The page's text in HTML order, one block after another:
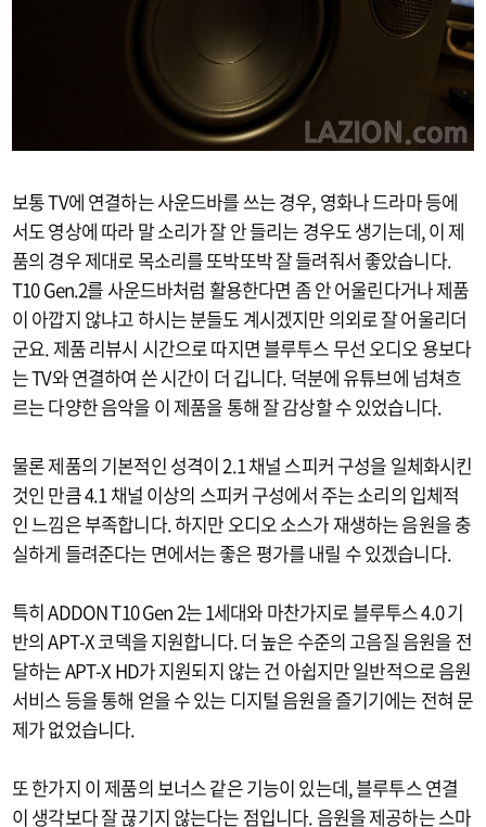
보통 TV에 연결하는 사운드바를 쓰는 경우, 영화나 드라마 등에
서도 영상에 따라 말 소리가 잘 안 들리는 경우도 생기는데, 이 제
품의 경우 제대로 목소리를 또박또박 잘 들려줘서 좋았습니다.
T10 Gen.2를 사운드바처럼 활용한다면 좀 안 어울린다거나 제품
이 아깝지 않냐고 하시는 분들도 계시겠지만 의외로 잘 어울리더
군요. 제품 리뷰시 시간으로 따지면 블루투스 무선 오디오 용보다
는 TV와 연결하여 쓴 시간이 더 깁니다. 덕분에 유튜브에 넘쳐흐
르는 다양한 음악을 이 제품을 통해 잘 감상할 수 있었습니다.
물론 제품의 기본적인 성격이 2.1 채널 스피커 구성을 일체화시킨
것인 만큼 4.1 채널 이상의 스피커 구성에서 주는 소리의 입체적
인 느낌은 부족합니다. 하지만 오디오 소스가 재생하는 음원을 충
실하게 들려준다는 면에서는 좋은 평가를 내릴 수 있겠습니다.
특히 ADDON T10 Gen 2는 1세대와 마찬가지로 블루투스 4.0 기
반의 APT-X 코덱을 지원합니다. 더 높은 수준의 고음질 음원을 전
달하는 APT-X HD가 지원되지 않는 건 아쉽지만 일반적으로 음원
서비스 등을 통해 얻을 수 있는 디지털 음원을 즐기기에는 전혀 문
제가 없었습니다.
또 한가지 이 제품의 보너스 같은 기능이 있는데, 블루투스 연결
이 생각보다 잘 끊기지 않는다는 점입니다. 음원을 제공하는 스마